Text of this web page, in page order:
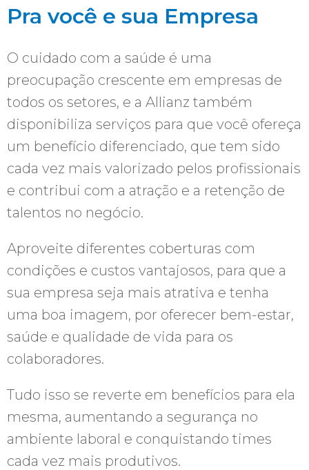
Pra você e sua Empresa
O cuidado com a saúde é uma
preocupação crescente em empresas de
todos os setores, e a Allianz também
disponibiliza serviços para que você ofereça
um benefício diferenciado, que tem sido
cada vez mais valorizado pelos profissionais
e contribui com a atração e a retenção de
talentos no negócio.
Aproveite diferentes coberturas com
condições e custos vantajosos, para que a
sua empresa seja mais atrativa e tenha
uma boa imagem, por oferecer bem-estar,
saúde e qualidade de vida para os
colaboradores.
Tudo isso se reverte em benefícios para ela
mesma, aumentando a segurança no
ambiente laboral e conquistando times
cada vez mais produtivos.